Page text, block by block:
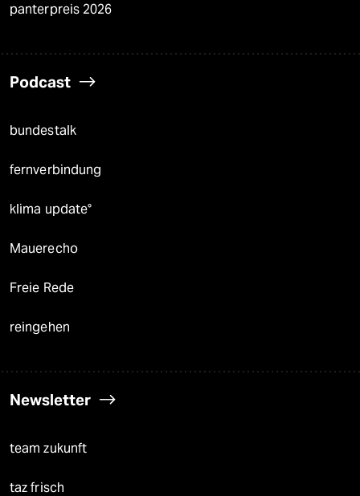
panterpreis 2026
Podcast
bundestalk
fernverbindung
klima update°
Mauerecho
Freie Rede
reingehen
Newsletter
team zukunft
taz frisch